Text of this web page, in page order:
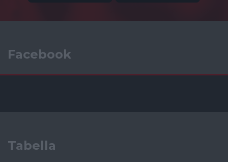
Facebook
Tabella